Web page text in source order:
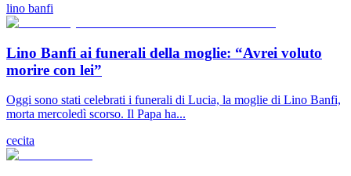
lino banfi
Lino Banfi ai funerali della moglie: “Avrei voluto
morire con lei”
Oggi sono stati celebrati i funerali di Lucia, la moglie di Lino Banfi,
morta mercoledì scorso. Il Papa ha...
cecita